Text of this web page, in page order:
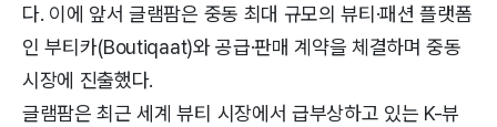
다. 이에 앞서 글램팜은 중동 최대 규모의 뷰티·패션 플랫폼
인 부티카(Boutiqaat)와 공급·판매 계약을 체결하며 중동
시장에 진출했다.
글램팜은 최근 세계 뷰티 시장에서 급부상하고 있는 K-뷰